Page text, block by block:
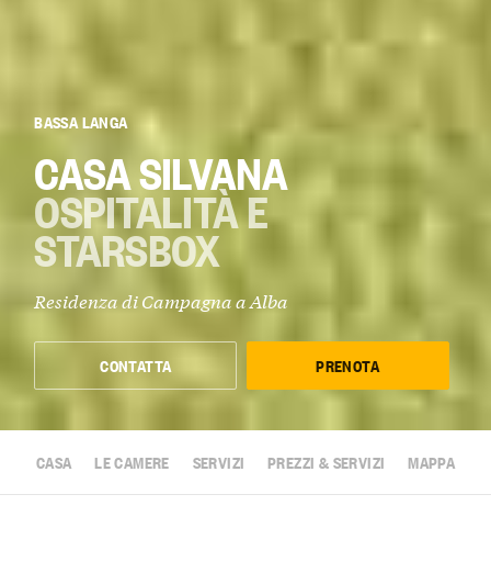
BASSA LANGA
CASA SILVANA
OSPITALITÀ E
STARSBOX
Residenza di Campagna aAlba
CONTATTA PRENOTA
CASA LE CAMERE SERVIZI PREZZI & SERVIZI MAPPA